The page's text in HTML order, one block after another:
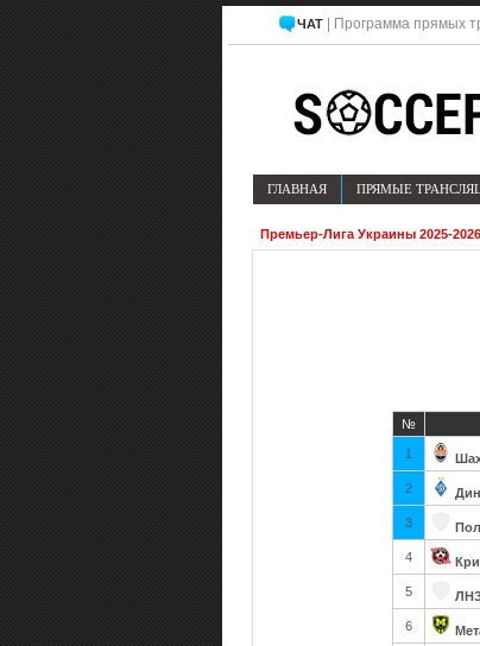
ЧАТ | Программа прямых
ГЛАВНАЯ ПРЯМЫЕ
Премьер-Лига Украины 2025-
№
1
2
3
4
5
6